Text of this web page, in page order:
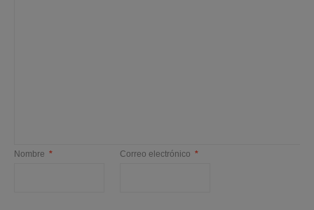
Nombre * Correo electrónico *